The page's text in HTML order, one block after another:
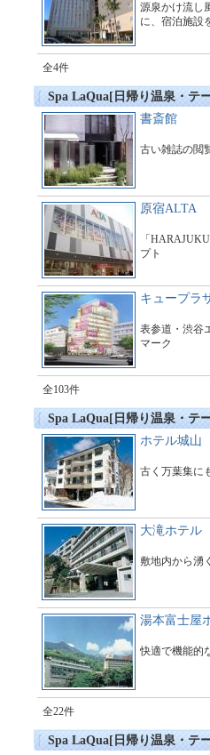
源泉かけ流し
に、宿泊施設
全4件
Spa LaQua[日帰り温泉・テ
書斎館
古い雑誌の閲
原宿ALTA
「
プト
キュープラ
表参道・渋谷
マーク
全103件
Spa LaQua[日帰り温泉・テ
ホテル城山
古く万葉集に
大滝ホテル
敷地内から湧
湯本富士屋
快適で機能的
全22件
Spa LaQua[日帰り温泉・テ